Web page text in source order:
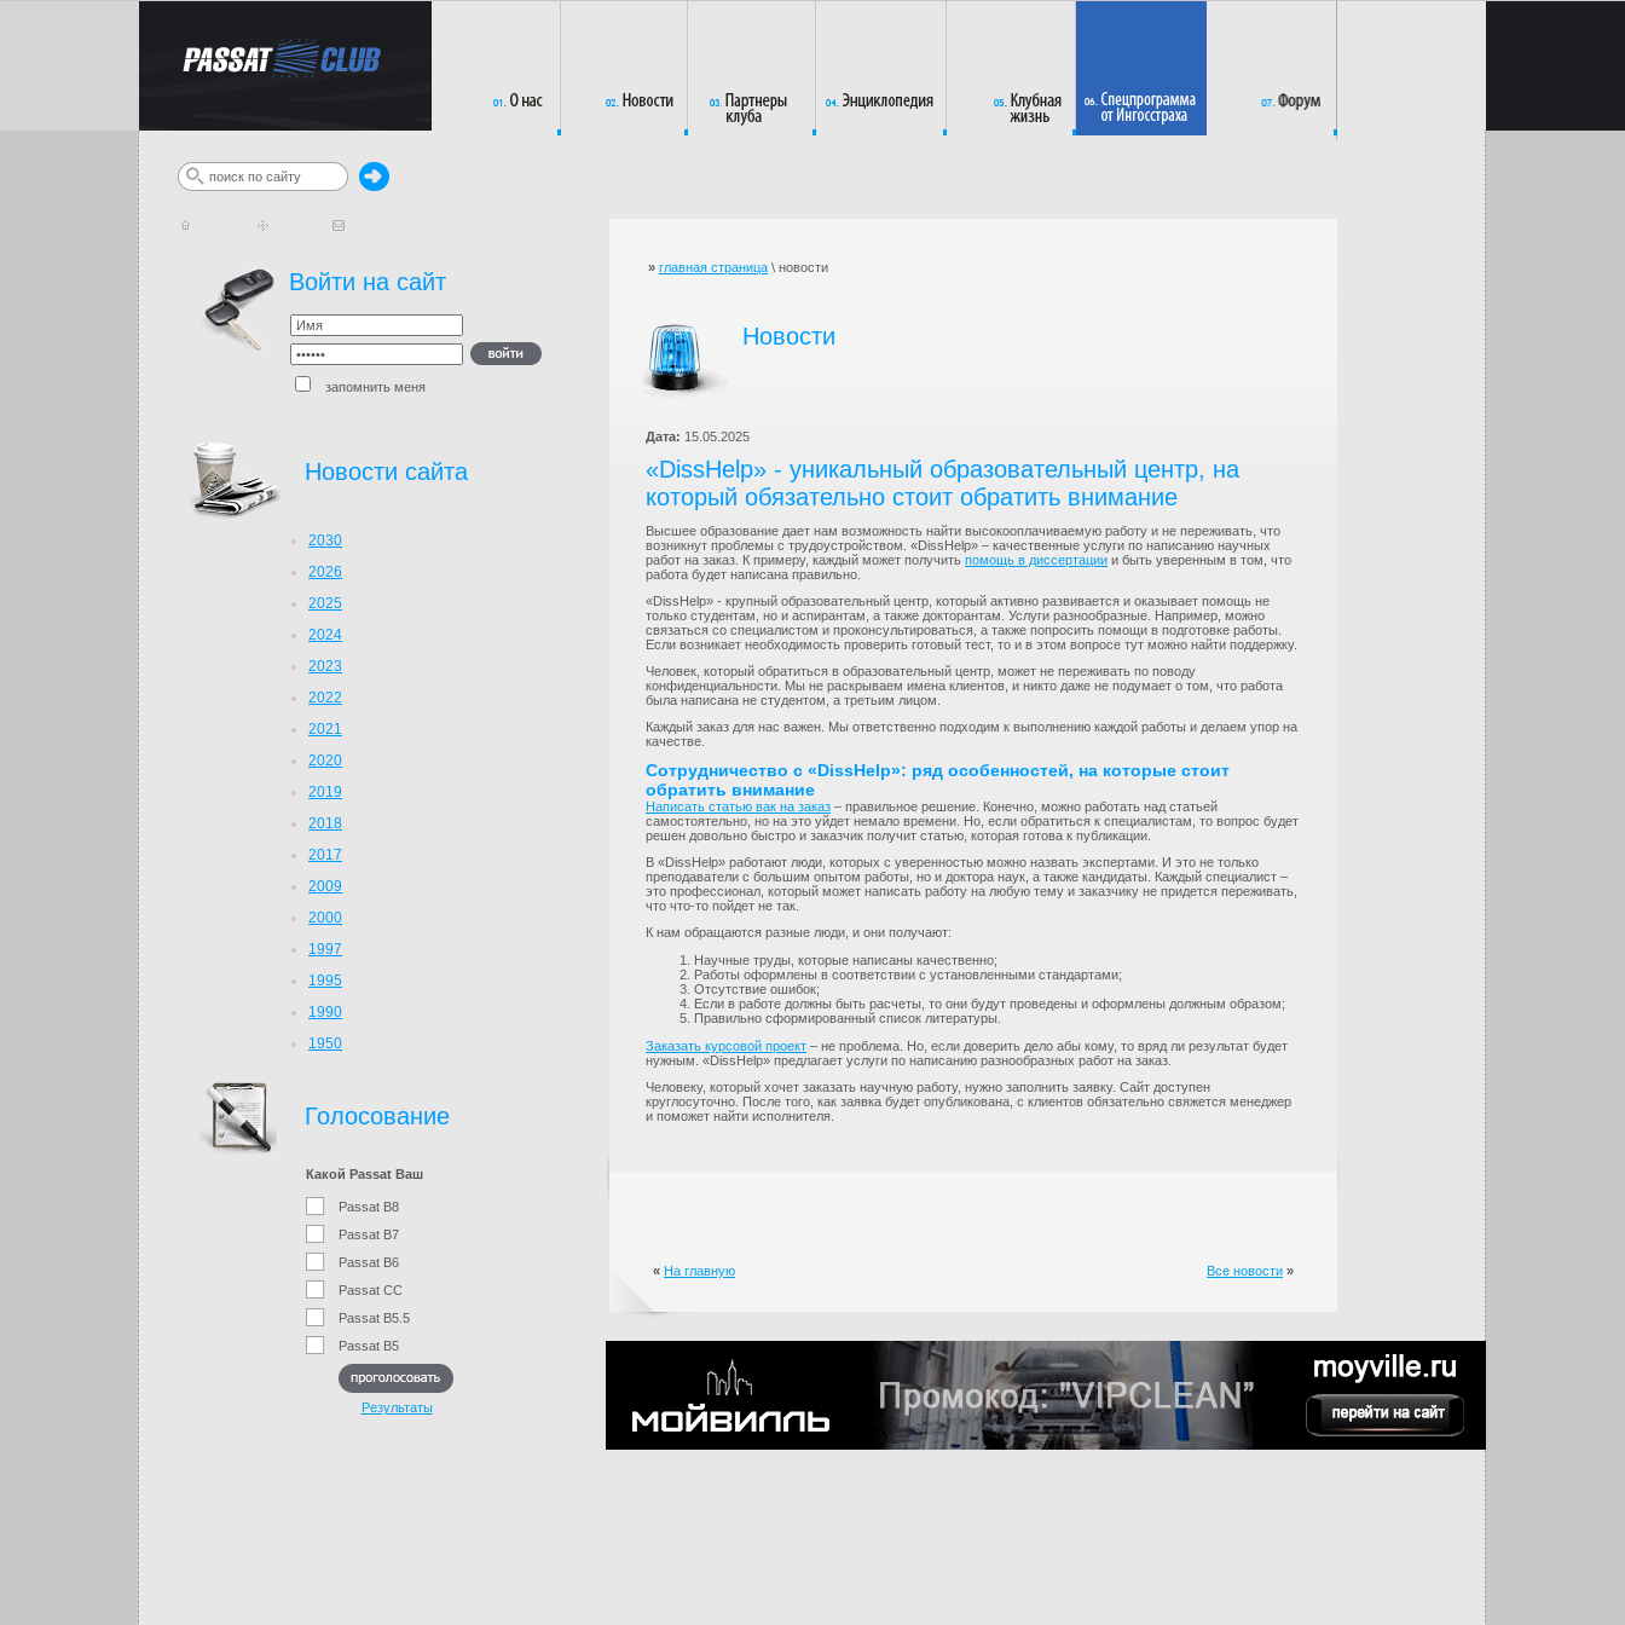
Войти на сайт
запомнить меня
Новости сайта
2030
2026
2025
2024
2023
2022
2021
2020
2019
2018
2017
2009
2000
1997
1995
1990
1950
Голосование
Какой Passat Ваш
Passat B8
Passat B7
Passat B6
Passat CC
Passat B5.5
Passat B5
Результаты
» главная страница \ новости
Новости
Дата: 15.05.2025
«DissHelp» - уникальный образовательный центр, на
который обязательно стоит обратить внимание
Высшее образование дает нам возможность найти высокооплачиваемую работу и не переживать, что
возникнут проблемы с трудоустройством. «DissHelp» – качественные услуги по написанию научных
работ на заказ. К примеру, каждый может получить помощь в диссертации и быть уверенным в том, что
работа будет написана правильно.
«DissHelp» - крупный образовательный центр, который активно развивается и оказывает помощь не
только студентам, но и аспирантам, а также докторантам. Услуги разнообразные. Например, можно
связаться со специалистом и проконсультироваться, а также попросить помощи в подготовке работы.
Если возникает необходимость проверить готовый тест, то и в этом вопросе тут можно найти поддержку.
Человек, который обратиться в образовательный центр, может не переживать по поводу
конфиденциальности. Мы не раскрываем имена клиентов, и никто даже не подумает о том, что работа
была написана не студентом, а третьим лицом.
Каждый заказ для нас важен. Мы ответственно подходим к выполнению каждой работы и делаем упор на
качестве.
Сотрудничество с «DissHelp»: ряд особенностей, на которые стоит
обратить внимание
Написать статью вак на заказ – правильное решение. Конечно, можно работать над статьей
самостоятельно, но на это уйдет немало времени. Но, если обратиться к специалистам, то вопрос будет
решен довольно быстро и заказчик получит статью, которая готова к публикации.
В «DissHelp» работают люди, которых с уверенностью можно назвать экспертами. И это не только
преподаватели с большим опытом работы, но и доктора наук, а также кандидаты. Каждый специалист –
это профессионал, который может написать работу на любую тему и заказчику не придется переживать,
что что-то пойдет не так.
К нам обращаются разные люди, и они получают:
Научные труды, которые написаны качественно;
Работы оформлены в соответствии с установленными стандартами;
Отсутствие ошибок;
Если в работе должны быть расчеты, то они будут проведены и оформлены должным образом;
Правильно сформированный список литературы.
Заказать курсовой проект – не проблема. Но, если доверить дело абы кому, то вряд ли результат будет
нужным. «DissHelp» предлагает услуги по написанию разнообразных работ на заказ.
Человеку, который хочет заказать научную работу, нужно заполнить заявку. Сайт доступен
круглосуточно. После того, как заявка будет опубликована, с клиентов обязательно свяжется менеджер
и поможет найти исполнителя.
« На главную Все новости »